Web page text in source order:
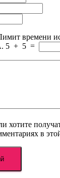
времени
5 + 5 =
хотите
в